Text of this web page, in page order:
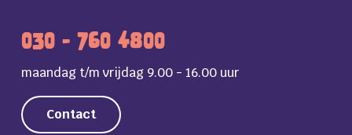
030 - 760 4800
maandag t/m vrijdag 9.00 - 16.00 uur
Contact